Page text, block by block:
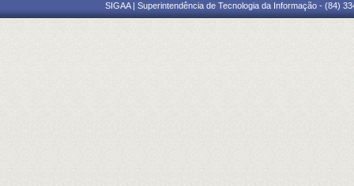
SIGAA | Superintendência de Tecnologia da Informação - (84)